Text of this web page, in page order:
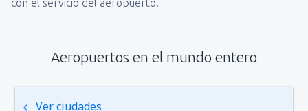
Aeropuertos en el mundo entero
Ver ciudades